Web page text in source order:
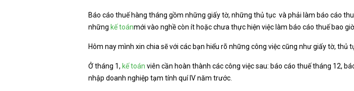
Báo cáo thuế hàng tháng gồm những giấy tờ, những thủ tục và phải làm báo cáo
những kế toánmới vào nghề còn ít hoặc chưa thực hiện việc làm báo cáo thuế bao
Hôm nay mình xin chia sẽ với các bạn hiểu rõ những công việc cũng như giấy tờ, thủ
Ở tháng 1, kế toán viên cần hoàn thành các công việc sau: báo cáo thuế tháng 12,
nhập doanh nghiệp tạm tính quí IV năm trước.